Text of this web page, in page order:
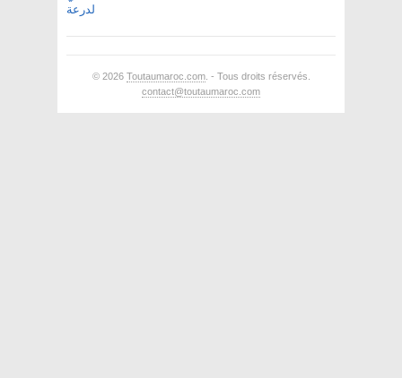
© 2026 Toutaumaroc.com. - Tous droits réservés.
contact@toutaumaroc.com